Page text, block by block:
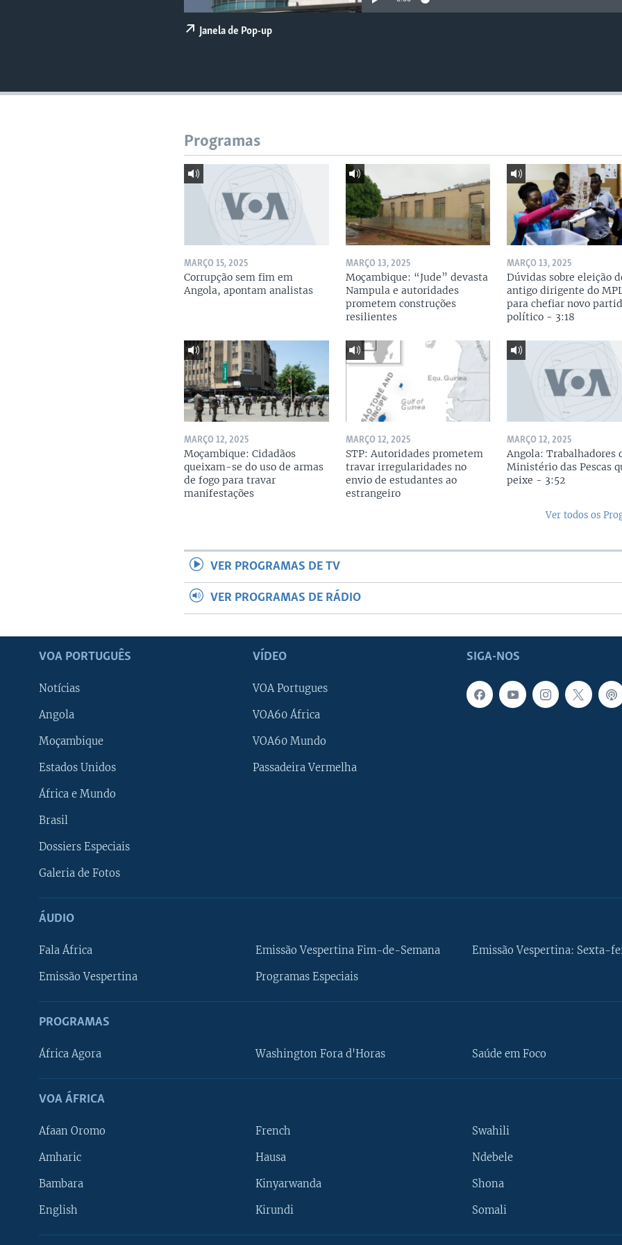
Janela de Pop-up
Programas
MARÇO 15, 2025
Corrupção sem fim em
Angola, apontam analistas
MARÇO 13, 2025
Moçambique: “Jude” devasta
Nampula e autoridades
prometem construções
resilientes
MARÇO 13, 2025
Dúvidas sobre eleição
antigo dirigente do
para chefiar novo
político - 3:18
MARÇO 12, 2025
Moçambique: Cidadãos
queixam-se do uso de armas
de fogo para travar
manifestações
MARÇO 12, 2025
STP: Autoridades prometem
travar irregularidades no
envio de estudantes ao
estrangeiro
MARÇO 12, 2025
Angola: Trabalhadores
Ministério das Pescas
peixe - 3:52
Ver todos os
VER PROGRAMAS DE TV
VER PROGRAMAS DE RÁDIO
SIGA-NOS
VOA PORTUGUÊS
Notícias
Angola
Moçambique
Estados Unidos
África e Mundo
Brasil
Dossiers Especiais
Galeria de Fotos
VÍDEO
VOA Portugues
VOA60 África
VOA60 Mundo
Passadeira Vermelha
ÁUDIO
Fala África
Emissão Vespertina
Emissão Vespertina Fim-de-Semana
Programas Especiais
Emissão Vespertina: Sexta-
PROGRAMAS
África Agora Washington Fora d'Horas Saúde em Foco
VOA ÁFRICA
Afaan Oromo
Amharic
Bambara
English
French
Hausa
Kinyarwanda
Kirundi
Swahili
Ndebele
Shona
Somali